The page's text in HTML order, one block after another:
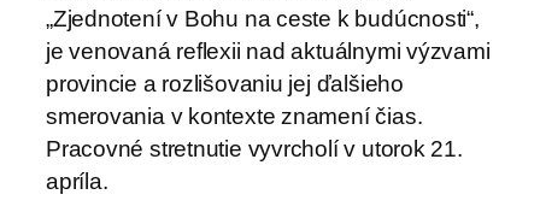
„Zjednotení v Bohu na ceste k budúcnosti“,
je venovaná reflexii nad aktuálnymi výzvami
provincie a rozlišovaniu jej ďalšieho
smerovania v kontexte znamení čias.
Pracovné stretnutie vyvrcholí v utorok 21.
apríla.